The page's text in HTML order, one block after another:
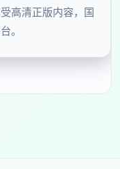
高清正版内容，国
。